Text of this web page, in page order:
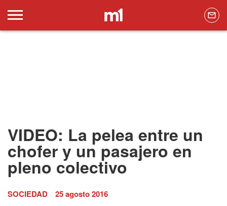
VIDEO: La pelea entre un
chofer y un pasajero en
pleno colectivo
SOCIEDAD 25 agosto 2016